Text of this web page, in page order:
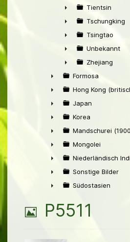
►
►
Tientsin
►
Tschungking
►
Tsingtao
►
Unbekannt
►
Zhejiang
►
Formosa
►
Hong Kong
►
Japan
►
Korea
►
Mandschurei
►
Mongolei
►
Niederländisch
►
Sonstige Bilder
Südostasien
B
P5511